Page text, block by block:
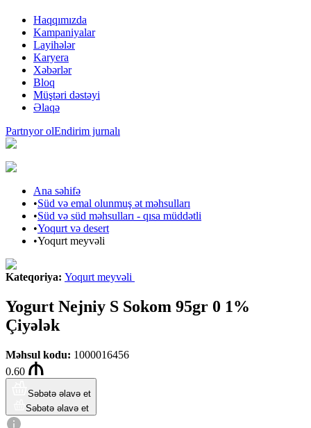
Haqqımızda
Kampaniyalar
Layihələr
Karyera
Xəbərlər
Bloq
Müştəri dəstəyi
Əlaqə
Partnyor olEndirim jurnalı
Ana səhifə
•Süd və emal olunmuş ət məhsulları
•Süd və süd məhsulları - qısa müddətli
•Yoqurt və desert
•Yoqurt meyvəli
Kateqoriya: Yoqurt meyvəli
Yogurt Nejniy S Sokom 95gr 0 1%
Çiyələk
Məhsul kodu: 1000016456
0.60
Səbətə əlavə et
Səbətə əlavə et